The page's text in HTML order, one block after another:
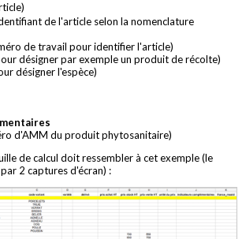
de l'article selon la nomenclature
de travail pour identifier l'article)
désigner par exemple un produit de récolte)
désigner l'espèce)
d'AMM du produit phytosanitaire)
de calcul doit ressembler à cet exemple (le
2 captures d'écran) :